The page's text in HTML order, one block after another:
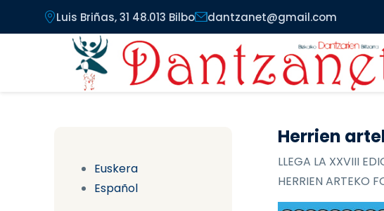
Pasar al contenido principal
Luis Briñas, 31 48.013 Bilbo dantzanet@gmail.com
Euskera
Español
Herrien
LLEGA LA XXVIII
HERRIEN ARTEKO